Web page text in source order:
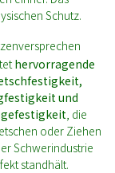
Schutz.
hervorragende
und
, die
oder Ziehen
Schwerindustrie
standhält.